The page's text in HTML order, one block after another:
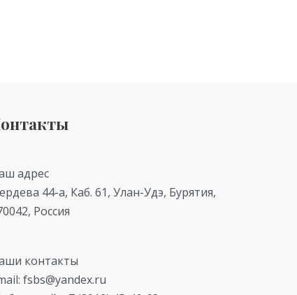
адрес
44-а, Каб. 61, Улан-Удэ, Бурятия,
Россия
контакты
fsbs@yandex.ru